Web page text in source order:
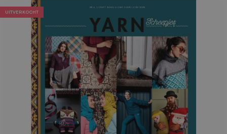
UITVERKOCHT